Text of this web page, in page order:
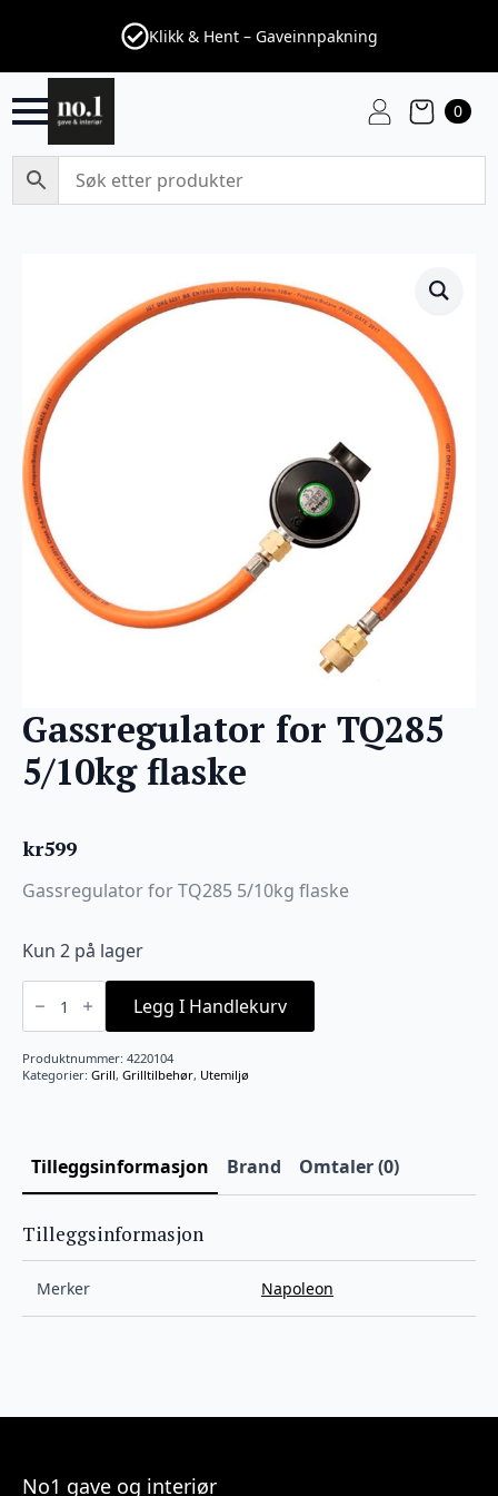
Klikk & Hent – Gaveinnpakning
0
Gassregulator for TQ285
5/10kg flaske
kr599
Gassregulator for TQ285 5/10kg flaske
Kun 2 på lager
Gassregulator
for
TQ285
5/10kg
flaske
antall
Legg I Handlekurv
Produktnummer: 4220104
Kategorier: Grill, Grilltilbehør, Utemiljø
Tilleggsinformasjon Brand Omtaler (0)
Tilleggsinformasjon
Merker Napoleon
No1 gave og interiør